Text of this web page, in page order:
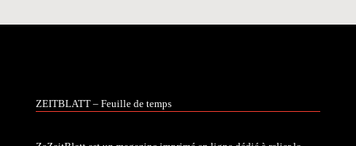
ZEITBLATT – Feuille de temps